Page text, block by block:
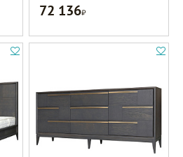
72 136Р